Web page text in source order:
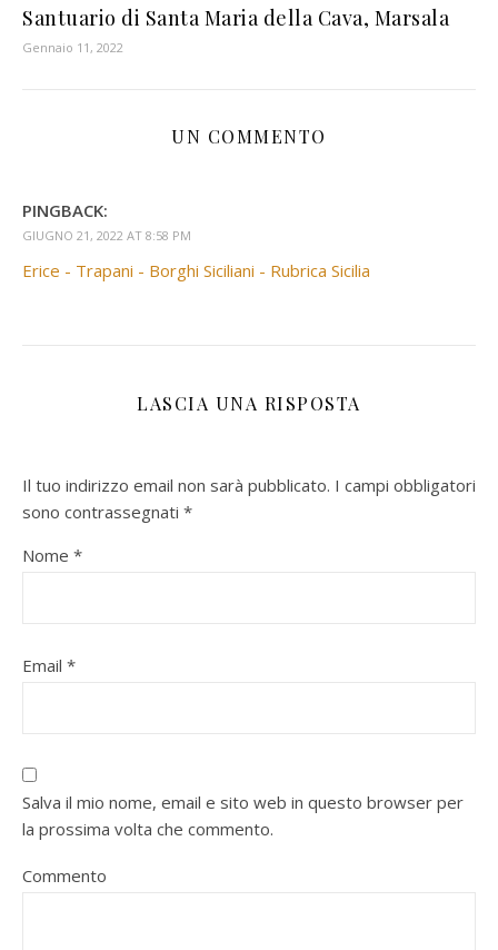
Santuario di Santa Maria della Cava, Marsala
Gennaio 11, 2022
UN COMMENTO
PINGBACK:
GIUGNO 21, 2022 AT 8:58 PM
Erice - Trapani - Borghi Siciliani - Rubrica Sicilia
LASCIA UNA RISPOSTA
Il tuo indirizzo email non sarà pubblicato. I campi obbligatori
sono contrassegnati *
Nome *
Email *
Salva il mio nome, email e sito web in questo browser per
la prossima volta che commento.
Commento